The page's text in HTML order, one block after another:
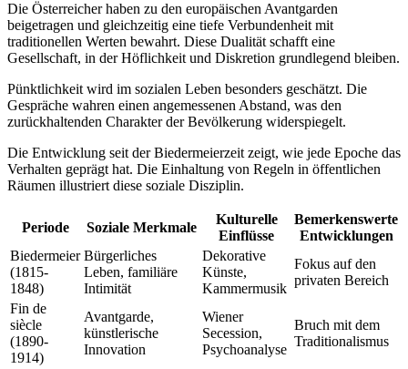
Die Österreicher haben zu den europäischen Avantgarden
beigetragen und gleichzeitig eine tiefe Verbundenheit mit
traditionellen Werten bewahrt. Diese Dualität schafft eine
Gesellschaft, in der Höflichkeit und Diskretion grundlegend bleiben.
Pünktlichkeit wird im sozialen Leben besonders geschätzt. Die
Gespräche wahren einen angemessenen Abstand, was den
zurückhaltenden Charakter der Bevölkerung widerspiegelt.
Die Entwicklung seit der Biedermeierzeit zeigt, wie jede Epoche das
Verhalten geprägt hat. Die Einhaltung von Regeln in öffentlichen
Räumen illustriert diese soziale Disziplin.
Periode Soziale Merkmale
Kulturelle
Einflüsse
Bemerkenswerte
Entwicklungen
Biedermeier
(1815-
1848)
Bürgerliches
Leben, familiäre
Intimität
Dekorative
Künste,
Kammermusik
Fokus auf den
privaten Bereich
Fin de
siècle
(1890-
1914)
Avantgarde,
künstlerische
Innovation
Wiener
Secession,
Psychoanalyse
Bruch mit dem
Traditionalismus